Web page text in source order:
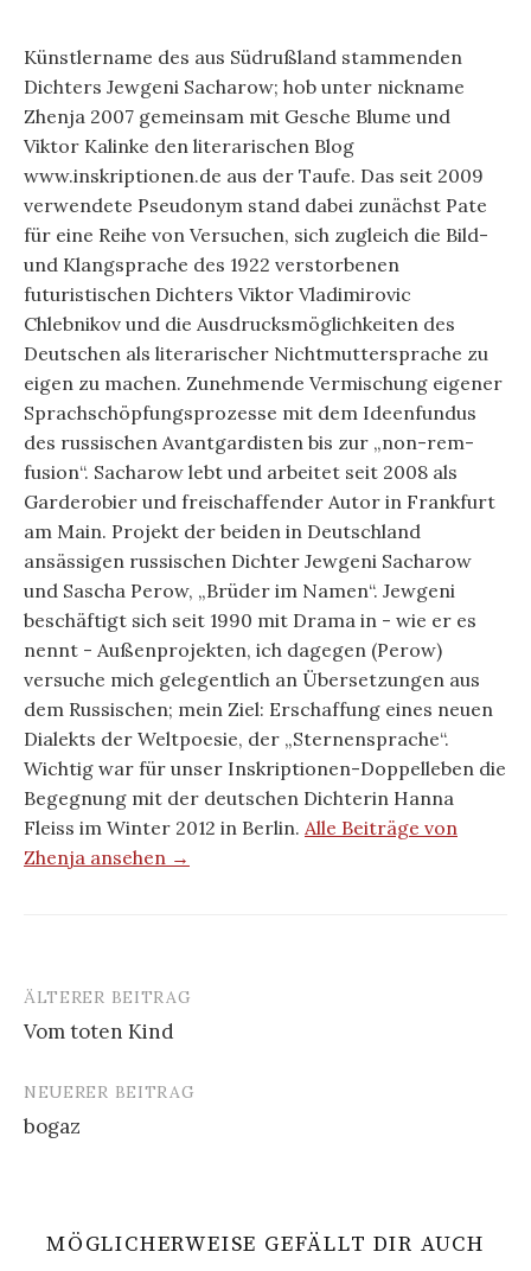
Künstlername des aus Südrußland stammenden
Dichters Jewgeni Sacharow; hob unter nickname
Zhenja 2007 gemeinsam mit Gesche Blume und
Viktor Kalinke den literarischen Blog
www.inskriptionen.de aus der Taufe. Das seit 2009
verwendete Pseudonym stand dabei zunächst Pate
für eine Reihe von Versuchen, sich zugleich die Bild-
und Klangsprache des 1922 verstorbenen
futuristischen Dichters Viktor Vladimirovic
Chlebnikov und die Ausdrucksmöglichkeiten des
Deutschen als literarischer Nichtmuttersprache zu
eigen zu machen. Zunehmende Vermischung eigener
Sprachschöpfungsprozesse mit dem Ideenfundus
des russischen Avantgardisten bis zur „non-rem-
fusion“. Sacharow lebt und arbeitet seit 2008 als
Garderobier und freischaffender Autor in Frankfurt
am Main. Projekt der beiden in Deutschland
ansässigen russischen Dichter Jewgeni Sacharow
und Sascha Perow, „Brüder im Namen“. Jewgeni
beschäftigt sich seit 1990 mit Drama in - wie er es
nennt - Außenprojekten, ich dagegen (Perow)
versuche mich gelegentlich an Übersetzungen aus
dem Russischen; mein Ziel: Erschaffung eines neuen
Dialekts der Weltpoesie, der „Sternensprache“.
Wichtig war für unser Inskriptionen-Doppelleben die
Begegnung mit der deutschen Dichterin Hanna
Fleiss im Winter 2012 in Berlin. Alle Beiträge von
Zhenja ansehen →
Beitrags-
Navigation
ÄLTERER BEITRAG
Vom toten Kind
NEUERER BEITRAG
bogaz
MÖGLICHERWEISE GEFÄLLT DIR AUCH